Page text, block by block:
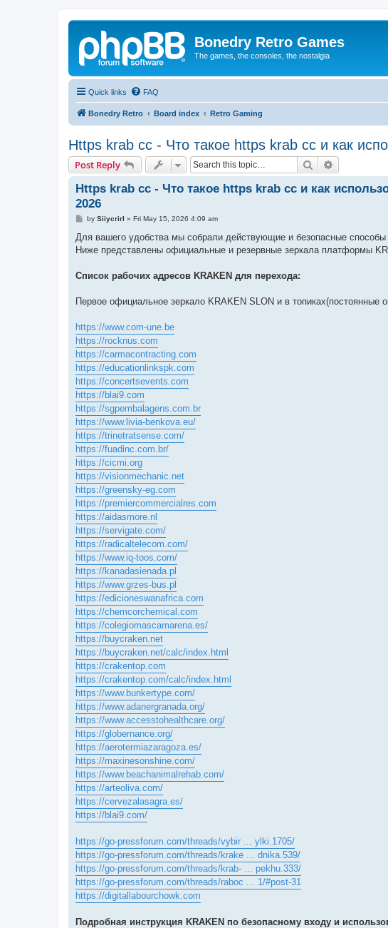
Bonedry Retro Games
The games, the consoles, the nostalgia
Quick links FAQ
Bonedry Retro Board index Retro Gaming
Https krab cc - Что такое https krab cc и как
Post Reply Search
Https krab cc - Что такое https krab cc и как
2026
P
s
by Siiycrirl » Fri May 15, 2026 4:09 am
Для вашего удобства мы собрали действующие и безопасные способы
Ниже представлены официальные и резервные зеркала платформы
Список рабочих адресов KRAKEN для перехода:
Первое официальное зеркало KRAKEN SLON и в топиках(постоянные
https://www.com-une.be
https://rocknus.com
https://carmacontracting.com
https://educationlinkspk.com
https://concertsevents.com
https://blai9.com
https://sgpembalagens.com.br
https://www.livia-benkova.eu/
https://trinetratsense.com/
https://fuadinc.com.br/
https://cicmi.org
https://visionmechanic.net
https://greensky-eg.com
https://premiercommercialres.com
https://aidasmore.nl
https://servigate.com/
https://radicaltelecom.com/
https://www.iq-toos.com/
https://kanadasienada.pl
https://www.grzes-bus.pl
https://edicioneswanafrica.com
https://chemcorchemical.com
https://colegiomascamarena.es/
https://buycraken.net
https://buycraken.net/calc/index.html
https://crakentop.com
https://crakentop.com/calc/index.html
https://www.bunkertype.com/
https://www.adanergranada.org/
https://www.accesstohealthcare.org/
https://globernance.org/
https://aerotermiazaragoza.es/
https://maxinesonshine.com/
https://www.beachanimalrehab.com/
https://arteoliva.com/
https://cervezalasagra.es/
https://blai9.com/
https://go-pressforum.com/threads/vybir ... ylki.1705/
https://go-pressforum.com/threads/krake ... dnika.539/
https://go-pressforum.com/threads/krab- ... pekhu.333/
https://go-pressforum.com/threads/raboc ... 1/#post-31
https://digitallabourchowk.com
Подробная инструкция KRAKEN по безопасному входу и